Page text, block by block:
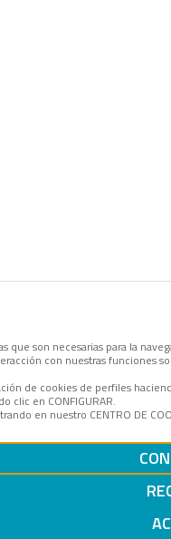
que son necesarias para la
con nuestras funciones
de cookies de perfiles
clic en CONFIGURAR.
en nuestro CENTRO DE